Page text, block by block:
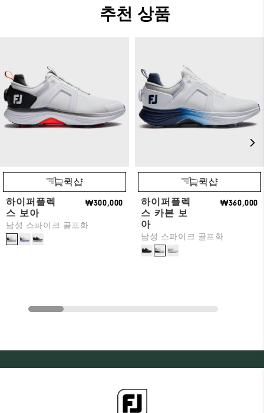
추천 상품
퀵샵
하이퍼플렉
스 보아
남성 스파이크 골프화
₩300,000
퀵샵
하이퍼플렉
스 카본 보
아
남성 스파이크 골프화
₩360,000